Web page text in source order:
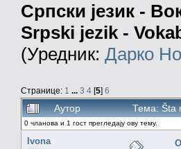
Српски језик -
Srpski jezik -
(Уредник: Дарко
Странице: 1 ... 3 4 [5] 6
Аутор Тема: Šta
0 чланова и 1 гост прегледају ову тему.
Ivona